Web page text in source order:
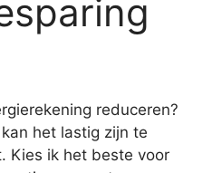
reduceren?
het lastig zijn te
Kies ik het beste voor